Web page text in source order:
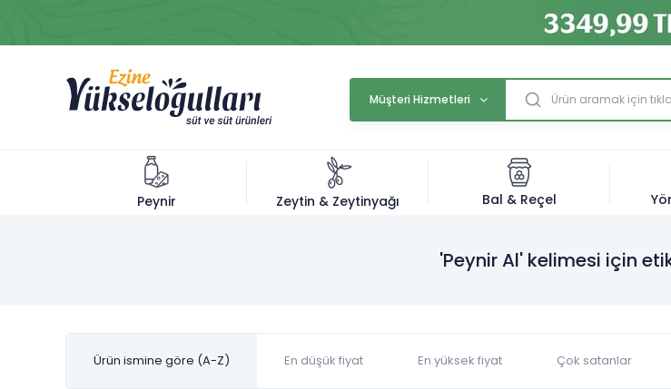
Müşteri Hizmetleri
Peynir Zeytin & Zeytinyağı Bal & Reçel
'Peynir Al' kelimesi için
Ürün ismine göre (A-Z) En düşük fiyat En yüksek fiyat Çok satanlar